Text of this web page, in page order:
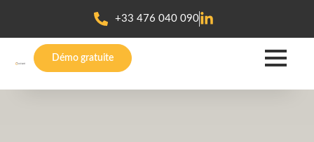
+33 476 040 090
Démo gratuite